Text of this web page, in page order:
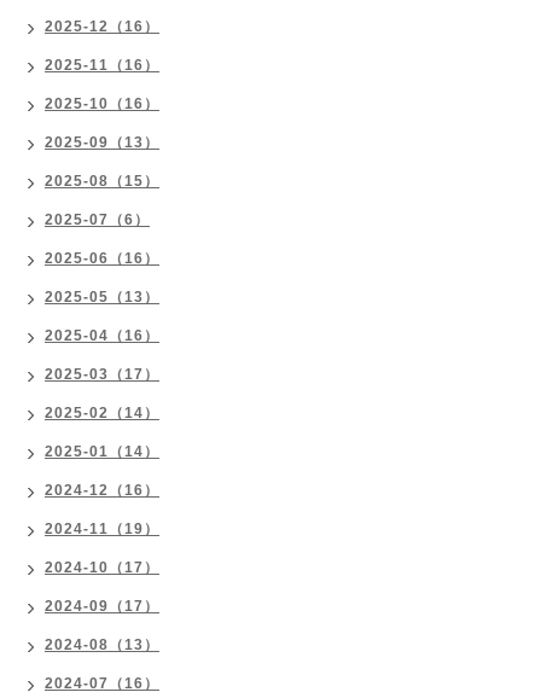
2025-12（16）
2025-11（16）
2025-10（16）
2025-09（13）
2025-08（15）
2025-07（6）
2025-06（16）
2025-05（13）
2025-04（16）
2025-03（17）
2025-02（14）
2025-01（14）
2024-12（16）
2024-11（19）
2024-10（17）
2024-09（17）
2024-08（13）
2024-07（16）